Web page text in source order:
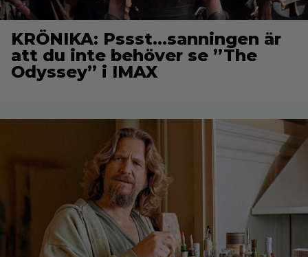
KRÖNIKA: Pssst…sanningen är
att du inte behöver se ”The
Odyssey” i IMAX